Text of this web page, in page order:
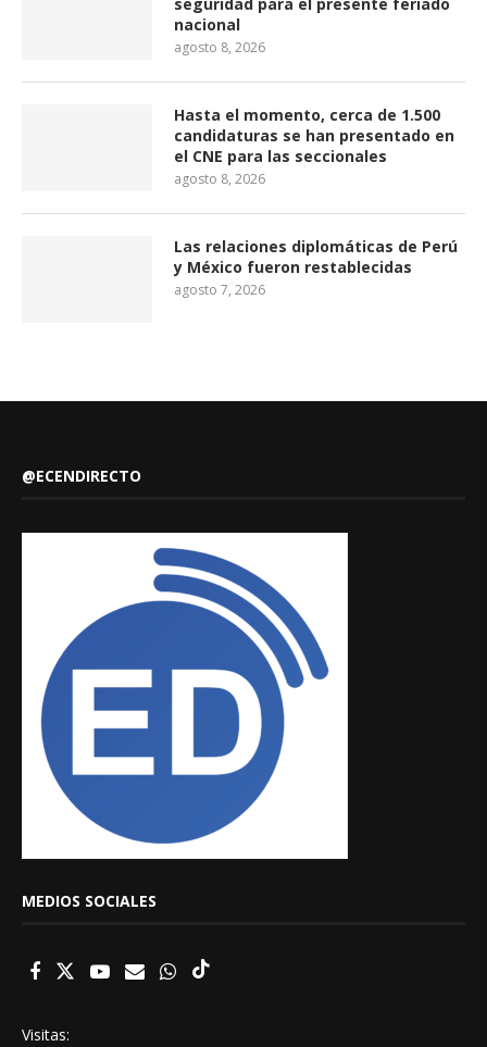
nacional
agosto 8, 2026
Hasta el momento, cerca de 1.500
candidaturas se han presentado en
el CNE para las seccionales
agosto 8, 2026
Las relaciones diplomáticas de Perú
y México fueron restablecidas
agosto 7, 2026
@ECENDIRECTO
MEDIOS SOCIALES
Visitas: